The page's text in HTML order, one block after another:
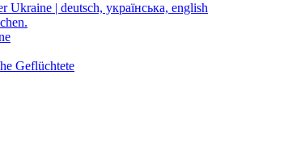
| deutsch, українська, english
Geflüchtete